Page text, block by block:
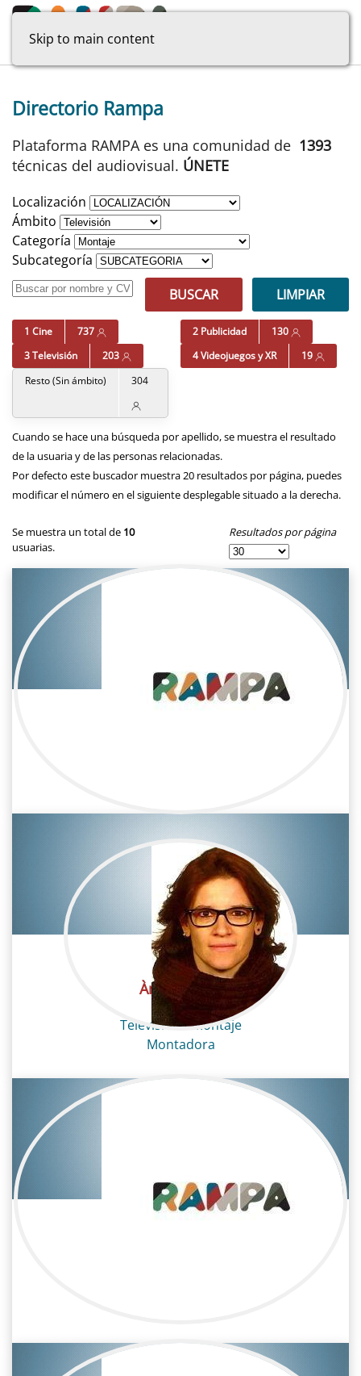
Skip to main content
Directorio Rampa
Plataforma RAMPA es una comunidad de 1393
técnicas del audiovisual. ÚNETE
Localización
Ámbito
Categoría
Subcategoría
BUSCAR
LIMPIAR
1 Cine 737 2 Publicidad
130
3 Televisión
203 4 Videojuegos y XR
19
Resto (Sin ámbito)
304
Cuando se hace una búsqueda por apellido, se muestra el resultado
de la usuaria y de las personas relacionadas.
Por defecto este buscador muestra 20 resultados por página, puedes
modificar el número en el siguiente desplegable situado a la derecha.
Se muestra un total de 10
usuarias.
Resultados por página
Àngels Tous
Televisión / Montaje
Montadora